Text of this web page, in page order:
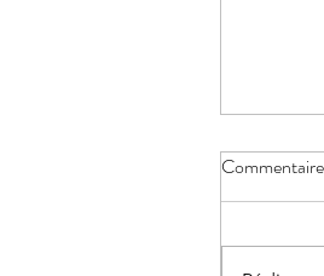
Les
Les